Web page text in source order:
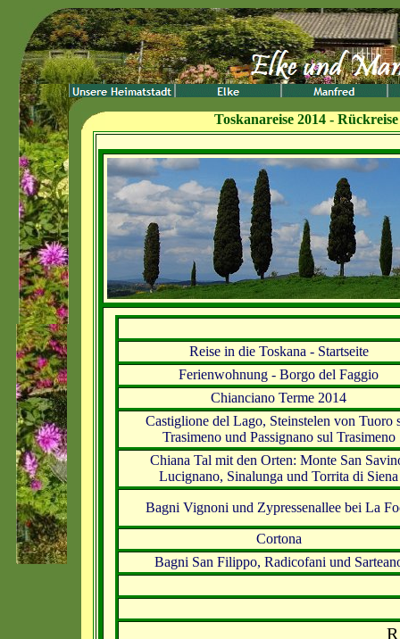
Toskanareise 2014 -
Reise in die Toskana - Startseite
Ferienwohnung - Borgo del Faggio
Chianciano Terme 2014
Castiglione del Lago, Steinstelen von Tuoro
Trasimeno und Passignano sul Trasimeno
Chiana Tal mit den Orten: Monte San
Lucignano, Sinalunga und Torrita di Siena
Bagni Vignoni und Zypressenallee bei La
Cortona
Bagni San Filippo, Radicofani und